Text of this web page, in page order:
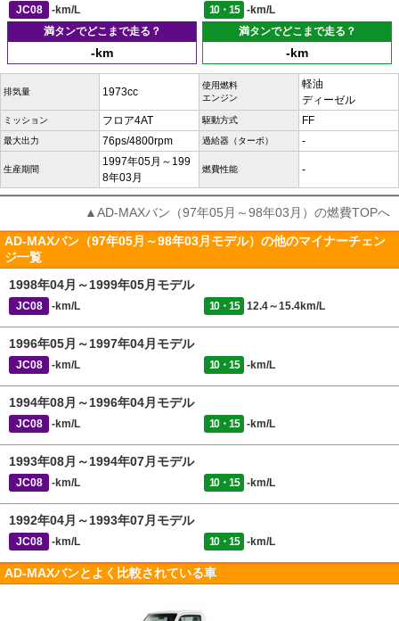
JC08
-km/L 10・15
-km/L
満タンでどこまで走る？
-km
満タンでどこまで走る？
-km
排気量 1973cc
使用燃料
エンジン
軽油
ディーゼル
ミッション フロア4AT 駆動方式 FF
最大出力 76ps/4800rpm 過給器（ターボ） -
生産期間
1997年05月～199
8年03月
燃費性能 -
▲AD-MAXバン（97年05月～98年03月）の燃費TOPへ
AD-MAXバン（97年05月～98年03月モデル）の他のマイナーチェン
ジ一覧
1998年04月～1999年05月モデル
JC08 -km/L 10・15 12.4～15.4km/L
1996年05月～1997年04月モデル
JC08 -km/L 10・15 -km/L
1994年08月～1996年04月モデル
JC08 -km/L 10・15 -km/L
1993年08月～1994年07月モデル
JC08 -km/L 10・15 -km/L
1992年04月～1993年07月モデル
JC08 -km/L 10・15 -km/L
AD-MAXバンとよく比較されている車